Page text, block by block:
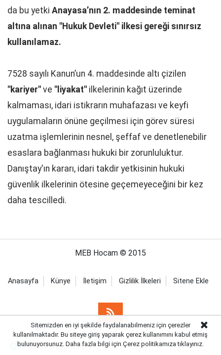
da bu yetki Anayasa’nın 2. maddesinde teminat
altına alınan "Hukuk Devleti" ilkesi gereği sınırsız
kullanılamaz.
7528 sayılı Kanun’un 4. maddesinde altı çizilen
"kariyer" ve "liyakat" ilkelerinin kağıt üzerinde
kalmaması, idari istikrarın muhafazası ve keyfi
uygulamaların önüne geçilmesi için görev süresi
uzatma işlemlerinin nesnel, şeffaf ve denetlenebilir
esaslara bağlanması hukuki bir zorunluluktur.
Danıştay'ın kararı, idari takdir yetkisinin hukuki
güvenlik ilkelerinin ötesine geçemeyeceğini bir kez
daha tescilledi.
MEB Hocam © 2015
Anasayfa Künye İletişim Gizlilik İlkeleri Sitene Ekle
Haber Portalı Yazılımı
Sitemizden en iyi şekilde faydalanabilmeniz için çerezler
kullanılmaktadır. Bu siteye giriş yaparak çerez kullanımını kabul etmiş
bulunuyorsunuz. Daha fazla bilgi için Çerez politikamızatıklayınız.